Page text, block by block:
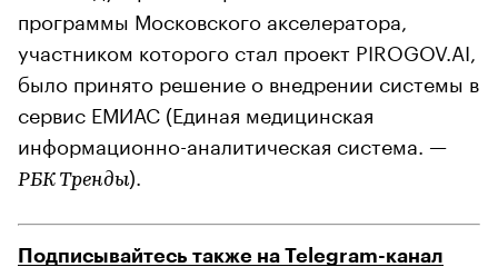
программы Московского акселератора,
участником которого стал проект PIROGOV.AI,
было принято решение о внедрении системы в
сервис ЕМИАС (Единая медицинская
информационно-аналитическая система. —
РБК Тренды).
Подписывайтесь также на Telegram-канал